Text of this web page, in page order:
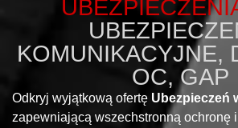
KOMUNIKACYJNE,
OC, GAP
Odkryj wyjątkową ofertę Ubezpieczeń
zapewniającą wszechstronną ochronę